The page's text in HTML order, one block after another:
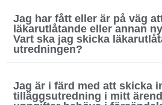
Jag har fått eller är på väg
läkarutlåtande eller annan
Vart ska jag skicka
utredningen?
Jag är i färd med att skicka
tilläggsutredning i mitt